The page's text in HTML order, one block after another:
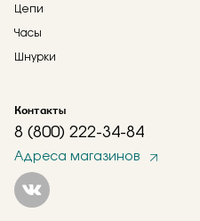
Цепи
Часы
Шнурки
Контакты
8 (800) 222-34-84
Адреса магазинов